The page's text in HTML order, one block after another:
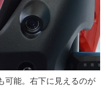
可能。右下に見えるのが